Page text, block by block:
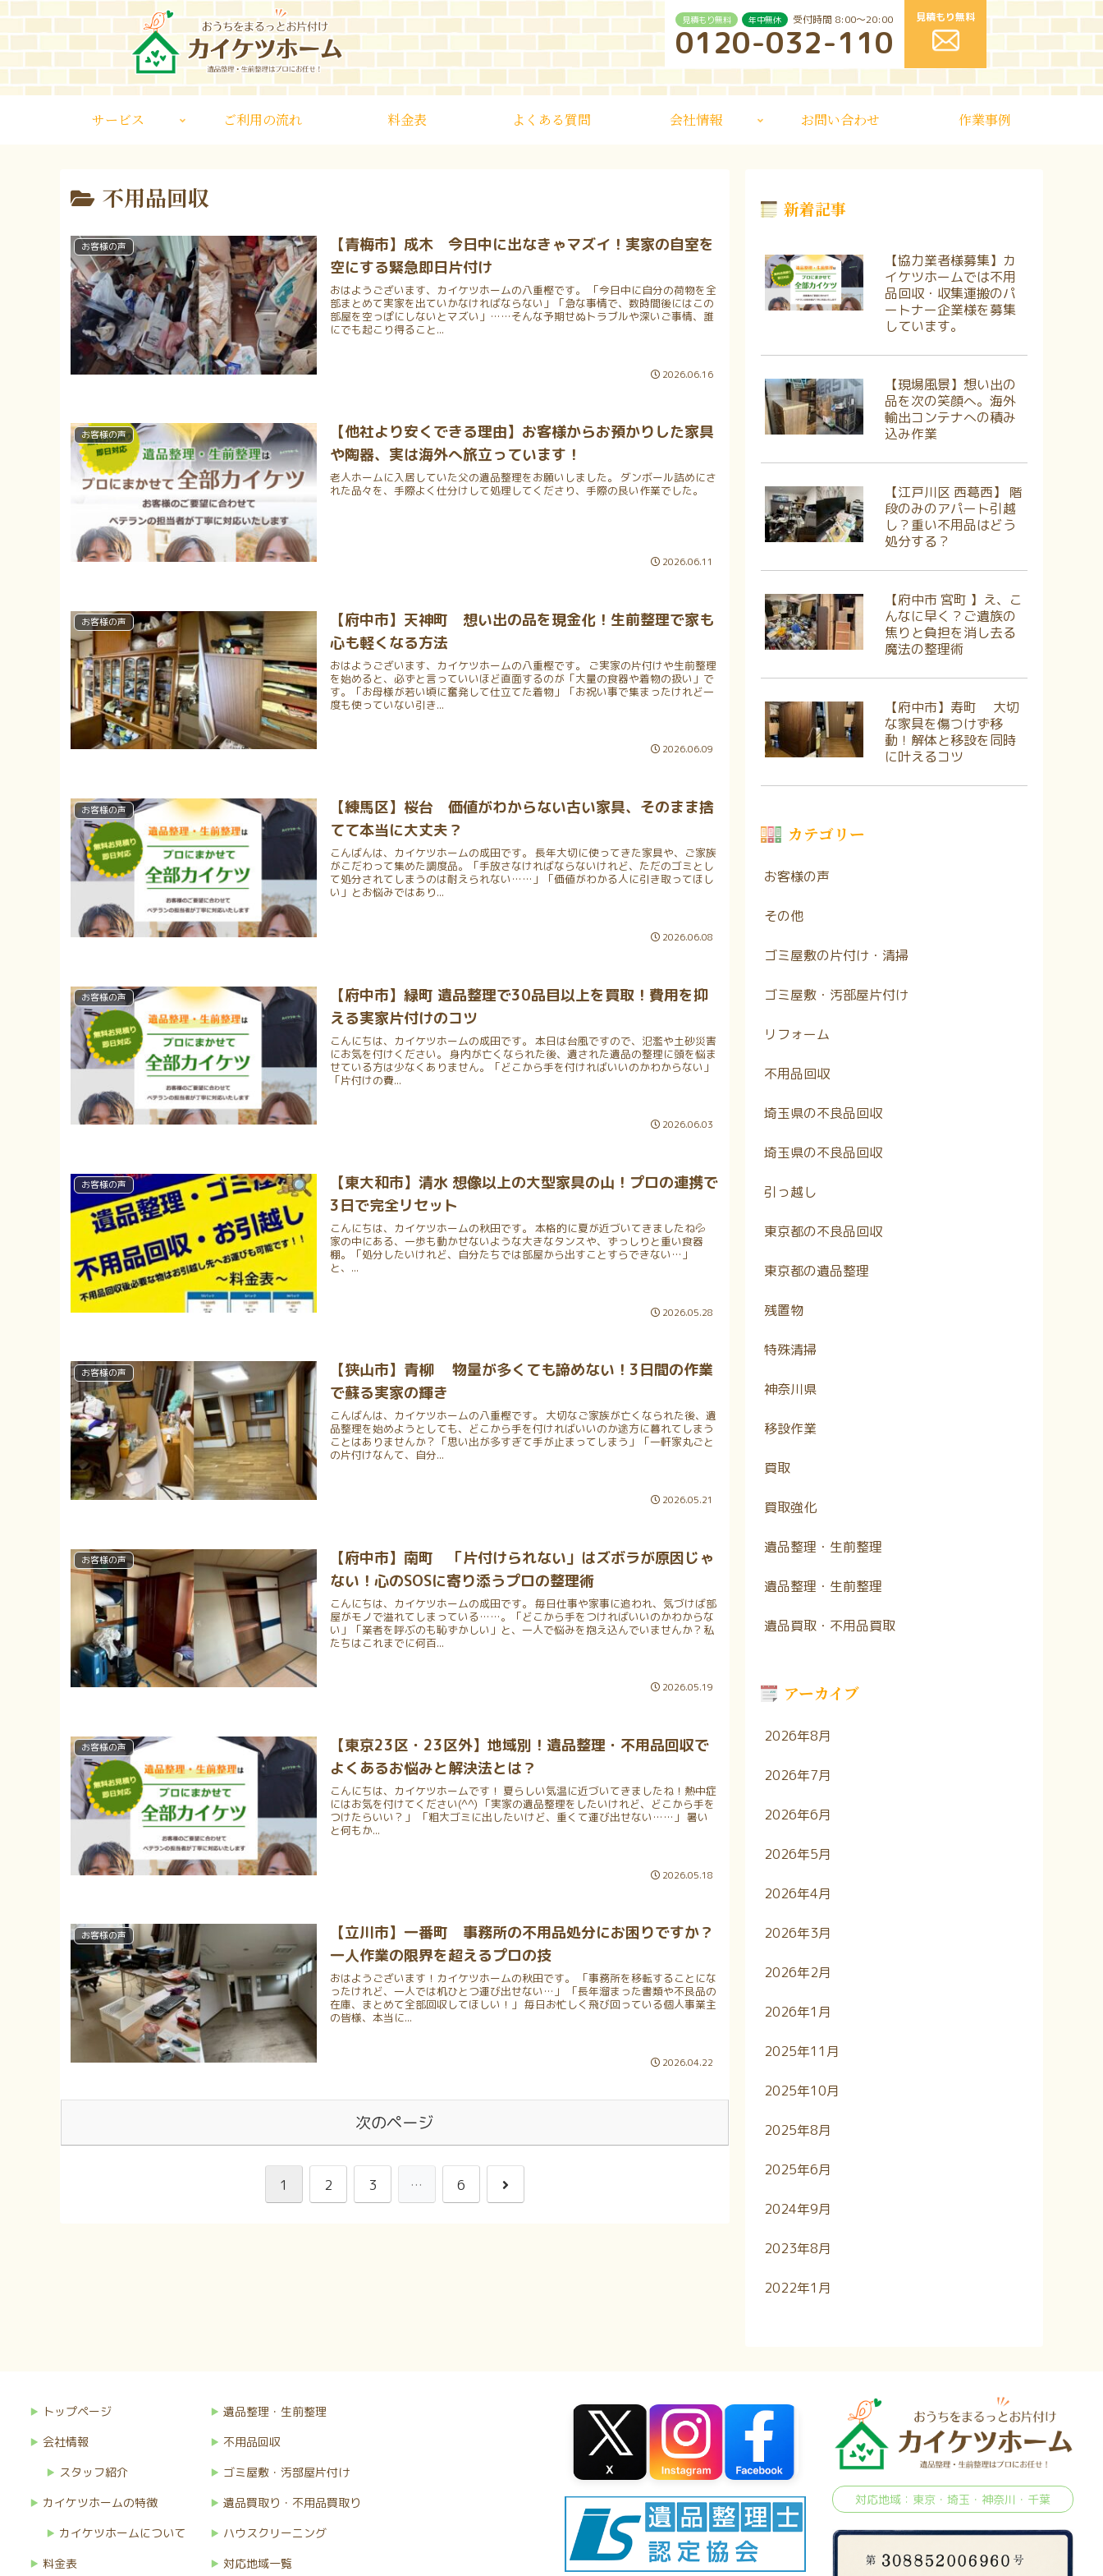
見積もり無料 年中無休 受付時間 8:00〜20:00
0120-032-110
見積もり無料
サービス ご利用の流れ 料金表 よくある質問 会社情報 お問い合わせ 作業事例
不用品回収
お客様の声
【青梅市】成木 今日中に出なきゃマズイ！実家の自室を
空にする緊急即日片付け
おはようございます、カイケツホームの八重樫です。 「今日中に自分の荷物を全
部まとめて実家を出ていかなければならない」「急な事情で、数時間後にはこの
部屋を空っぽにしないとマズい」……そんな予期せぬトラブルや深いご事情、誰
にでも起こり得ること...
2026.06.16
お客様の声
【他社より安くできる理由】お客様からお預かりした家具
や陶器、実は海外へ旅立っています！
老人ホームに入居していた父の遺品整理をお願いしました。 ダンボール詰めにさ
れた品々を、手際よく仕分けして処理してくださり、手際の良い作業でした。
2026.06.11
お客様の声
【府中市】天神町 想い出の品を現金化！生前整理で家も
心も軽くなる方法
おはようございます、カイケツホームの八重樫です。 ご実家の片付けや生前整理
を始めると、必ずと言っていいほど直面するのが「大量の食器や着物の扱い」で
す。「お母様が若い頃に奮発して仕立てた着物」「お祝い事で集まったけれど一
度も使っていない引き...
2026.06.09
お客様の声
【練馬区】桜台 価値がわからない古い家具、そのまま捨
てて本当に大丈夫？
こんばんは、カイケツホームの成田です。 長年大切に使ってきた家具や、ご家族
がこだわって集めた調度品。「手放さなければならないけれど、ただのゴミとし
て処分されてしまうのは耐えられない……」「価値がわかる人に引き取ってほし
い」とお悩みではあり...
2026.06.08
お客様の声
【府中市】緑町 遺品整理で30品目以上を買取！費用を抑
える実家片付けのコツ
こんにちは、カイケツホームの成田です。 本日は台風ですので、氾濫や土砂災害
にお気を付けください。 身内が亡くなられた後、遺された遺品の整理に頭を悩ま
せている方は少なくありません。「どこから手を付ければいいのかわからない」
「片付けの費...
2026.06.03
お客様の声
【東大和市】清水 想像以上の大型家具の山！プロの連携で
3日で完全リセット
こんにちは、カイケツホームの秋田です。 本格的に夏が近づいてきましたね💦
家の中にある、一歩も動かせないような大きなタンスや、ずっしりと重い食器
棚。「処分したいけれど、自分たちでは部屋から出すことすらできない…」
と、...
2026.05.28
お客様の声
【狭山市】青柳 物量が多くても諦めない！3日間の作業
で蘇る実家の輝き
こんばんは、カイケツホームの八重樫です。 大切なご家族が亡くなられた後、遺
品整理を始めようとしても、どこから手を付ければいいのか途方に暮れてしまう
ことはありませんか？「思い出が多すぎて手が止まってしまう」「一軒家丸ごと
の片付けなんて、自分...
2026.05.21
お客様の声
【府中市】南町 「片付けられない」はズボラが原因じゃ
ない！心のSOSに寄り添うプロの整理術
こんにちは、カイケツホームの成田です。 毎日仕事や家事に追われ、気づけば部
屋がモノで溢れてしまっている……。「どこから手をつければいいのかわからな
い」「業者を呼ぶのも恥ずかしい」と、一人で悩みを抱え込んでいませんか？私
たちはこれまでに何百...
2026.05.19
お客様の声
【東京23区・23区外】地域別！遺品整理・不用品回収で
よくあるお悩みと解決法とは？
こんにちは、カイケツホームです！ 夏らしい気温に近づいてきましたね！熱中症
にはお気を付けてください(^^) 「実家の遺品整理をしたいけれど、どこから手を
つけたらいい？」 「粗大ゴミに出したいけど、重くて運び出せない……」 暑い
と何もか...
2026.05.18
お客様の声
【立川市】一番町 事務所の不用品処分にお困りですか？
一人作業の限界を超えるプロの技
おはようございます！カイケツホームの秋田です。 「事務所を移転することにな
ったけれど、一人では机ひとつ運び出せない…」 「長年溜まった書類や不良品の
在庫、まとめて全部回収してほしい！」 毎日お忙しく飛び回っている個人事業主
の皆様、本当に...
2026.04.22
次のページ
1 2 3 … 6
新着記事
【協力業者様募集】カ
イケツホームでは不用
品回収・収集運搬のパ
ートナー企業様を募集
しています。
【現場風景】想い出の
品を次の笑顔へ。海外
輸出コンテナへの積み
込み作業
【江戸川区 西葛西】 階
段のみのアパート引越
し？重い不用品はどう
処分する？
【府中市 宮町 】え、こ
んなに早く？ご遺族の
焦りと負担を消し去る
魔法の整理術
【府中市】寿町 大切
な家具を傷つけず移
動！解体と移設を同時
に叶えるコツ
カテゴリー
お客様の声
その他
ゴミ屋敷の片付け・清掃
ゴミ屋敷・汚部屋片付け
リフォーム
不用品回収
埼玉県の不良品回収
埼玉県の不良品回収
引っ越し
東京都の不良品回収
東京都の遺品整理
残置物
特殊清掃
神奈川県
移設作業
買取
買取強化
遺品整理・生前整理
遺品整理・生前整理
遺品買取・不用品買取
アーカイブ
2026年8月
2026年7月
2026年6月
2026年5月
2026年4月
2026年3月
2026年2月
2026年1月
2025年11月
2025年10月
2025年8月
2025年6月
2024年9月
2023年8月
2022年1月
トップページ
会社情報
スタッフ紹介
カイケツホームの特徴
カイケツホームについて
料金表
遺品整理・生前整理
不用品回収
ゴミ屋敷・汚部屋片付け
遺品買取り・不用品買取り
ハウスクリーニング
対応地域一覧
対応地域：東京・埼玉・神奈川・千葉